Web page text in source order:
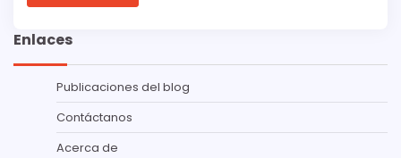
Enlaces
Publicaciones del blog
Contáctanos
Acerca de